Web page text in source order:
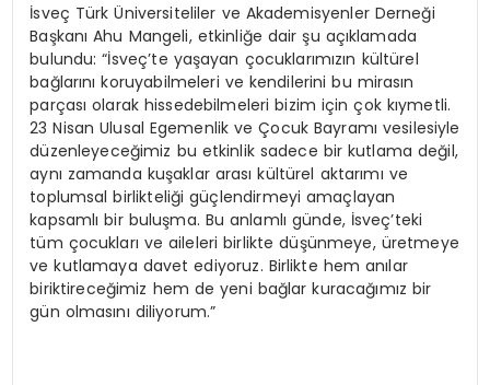
İsveç Türk Üniversiteliler ve Akademisyenler Derneği
Başkanı Ahu Mangeli, etkinliğe dair şu açıklamada
bulundu: “İsveç’te yaşayan çocuklarımızın kültürel
bağlarını koruyabilmeleri ve kendilerini bu mirasın
parçası olarak hissedebilmeleri bizim için çok kıymetli.
23 Nisan Ulusal Egemenlik ve Çocuk Bayramı vesilesiyle
düzenleyeceğimiz bu etkinlik sadece bir kutlama değil,
aynı zamanda kuşaklar arası kültürel aktarımı ve
toplumsal birlikteliği güçlendirmeyi amaçlayan
kapsamlı bir buluşma. Bu anlamlı günde, İsveç’teki
tüm çocukları ve aileleri birlikte düşünmeye, üretmeye
ve kutlamaya davet ediyoruz. Birlikte hem anılar
biriktireceğimiz hem de yeni bağlar kuracağımız bir
gün olmasını diliyorum.”